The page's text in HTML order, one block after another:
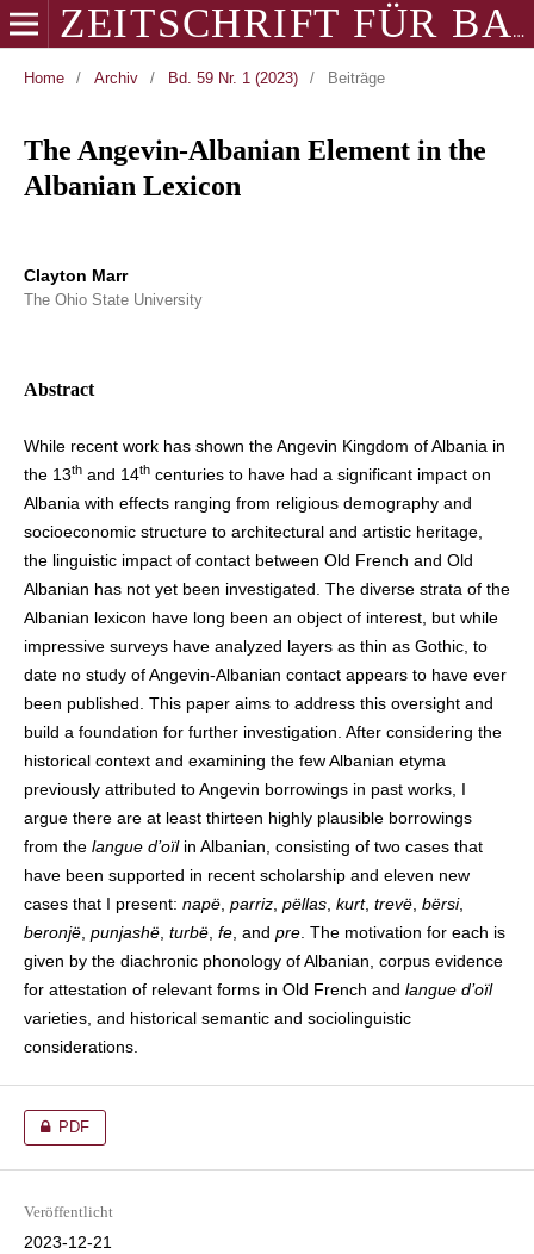
ZEITSCHRIFT FÜR BALKANOLOGIE
Home / Archiv / Bd. 59 Nr. 1 (2023) / Beiträge
The Angevin-Albanian Element in the
Albanian Lexicon
Clayton Marr
The Ohio State University
Abstract
While recent work has shown the Angevin Kingdom of Albania in
the 13thand 14thcenturies to have had a significant impact on
Albania with effects ranging from religious demography and
socioeconomic structure to architectural and artistic heritage,
the linguistic impact of contact between Old French and Old
Albanian has not yet been investigated. The diverse strata of the
Albanian lexicon have long been an object of interest, but while
impressive surveys have analyzed layers as thin as Gothic, to
date no study of Angevin-Albanian contact appears to have ever
been published. This paper aims to address this oversight and
build a foundation for further investigation. After considering the
historical context and examining the few Albanian etyma
previously attributed to Angevin borrowings in past works, I
argue there are at least thirteen highly plausible borrowings
from the langue d’oïl in Albanian, consisting of two cases that
have been supported in recent scholarship and eleven new
cases that I present: napë, parriz, pëllas, kurt, trevë, bërsi,
beronjë, punjashë, turbë, fe, and pre. The motivation for each is
given by the diachronic phonology of Albanian, corpus evidence
for attestation of relevant forms in Old French and langue d’oïl
varieties, and historical semantic and sociolinguistic
considerations.
PDF
Veröffentlicht
2023-12-21